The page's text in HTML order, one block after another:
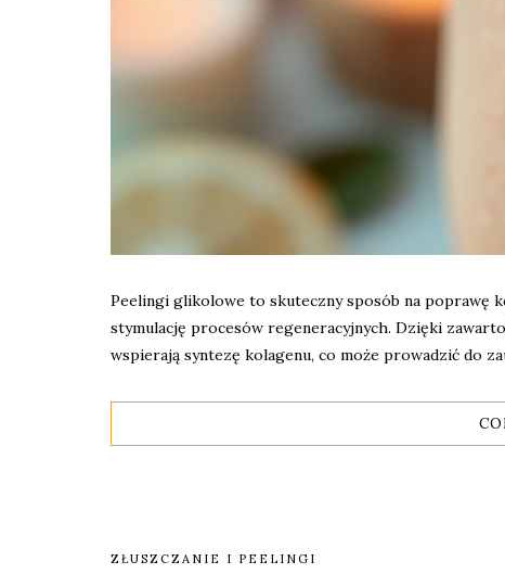
Peelingi glikolowe to skuteczny sposób na poprawę
stymulację procesów regeneracyjnych. Dzięki
wspierają syntezę kolagenu, co może prowadzić do
ZŁUSZCZANIE I PEELINGI